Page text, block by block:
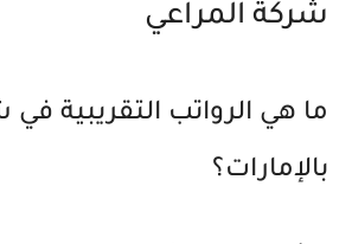
شركة المراعي
ما هي الرواتب التقريبية
بالإمارات؟